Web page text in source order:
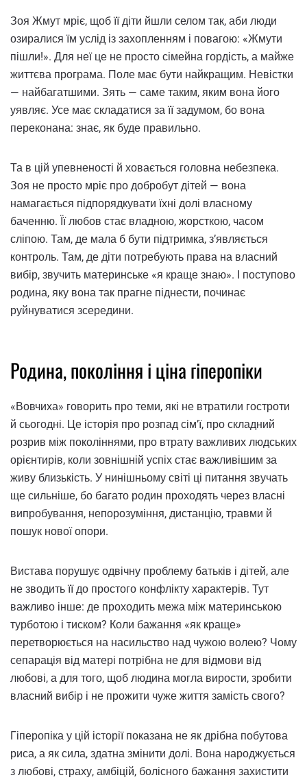
Зоя Жмут мріє, щоб її діти йшли селом так, аби люди
озиралися їм услід із захопленням і повагою: «Жмути
пішли!». Для неї це не просто сімейна гордість, а майже
життєва програма. Поле має бути найкращим. Невістки
— найбагатшими. Зять — саме таким, яким вона його
уявляє. Усе має складатися за її задумом, бо вона
переконана: знає, як буде правильно.
Та в цій упевненості й ховається головна небезпека.
Зоя не просто мріє про добробут дітей — вона
намагається підпорядкувати їхні долі власному
баченню. Її любов стає владною, жорсткою, часом
сліпою. Там, де мала б бути підтримка, з’являється
контроль. Там, де діти потребують права на власний
вибір, звучить материнське «я краще знаю». І поступово
родина, яку вона так прагне піднести, починає
руйнуватися зсередини.
Родина, покоління і ціна гіперопіки
«Вовчиха» говорить про теми, які не втратили гостроти
й сьогодні. Це історія про розпад сім’ї, про складний
розрив між поколіннями, про втрату важливих людських
орієнтирів, коли зовнішній успіх стає важливішим за
живу близькість. У нинішньому світі ці питання звучать
ще сильніше, бо багато родин проходять через власні
випробування, непорозуміння, дистанцію, травми й
пошук нової опори.
Вистава порушує одвічну проблему батьків і дітей, але
не зводить її до простого конфлікту характерів. Тут
важливо інше: де проходить межа між материнською
турботою і тиском? Коли бажання «як краще»
перетворюється на насильство над чужою волею? Чому
сепарація від матері потрібна не для відмови від
любові, а для того, щоб людина могла вирости, зробити
власний вибір і не прожити чуже життя замість свого?
Гіперопіка у цій історії показана не як дрібна побутова
риса, а як сила, здатна змінити долі. Вона народжується
з любові, страху, амбіцій, болісного бажання захистити